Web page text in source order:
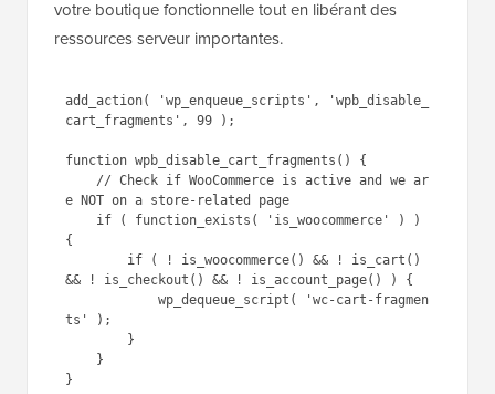
votre boutique fonctionnelle tout en libérant des
ressources serveur importantes.
add_action( 'wp_enqueue_scripts', 'wpb_disable_
cart_fragments', 99 );
function wpb_disable_cart_fragments() {
e NOT on a store-related page
{
&& ! is_checkout() && ! is_account_page() ) {
ts' );